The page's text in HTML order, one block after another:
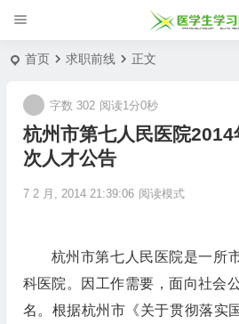
首页 求职前线 正文
杭州市第七人民医院
次人才公告
7 2 月, 2014 21:39:06
字数 302 阅读1分0秒
阅读模式
杭州市第七人民医院是一所
科医院。因工作需要，面向社会
名。根据杭州市《关于贯彻落实